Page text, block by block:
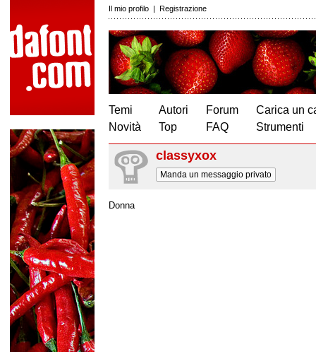
Il mio profilo | Registrazione
Temi
Novità
Autori
Top
Forum
FAQ
Carica un
Strumenti
classyxox
Manda un messaggio privato
Donna